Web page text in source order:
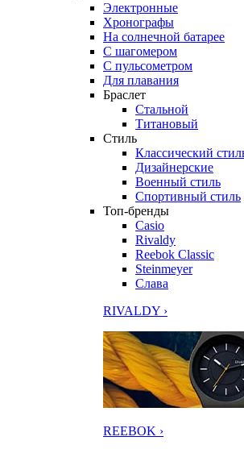
Электронные
Хронографы
На солнечной батарее
С шагомером
С пульсометром
Для плавания
Браслет
Стальной
Титановый
Стиль
Классический
Дизайнерские
Военный стиль
Спортивный стиль
Топ-бренды
Casio
Rivaldy
Reebok Classic
Steinmeyer
Слава
RIVALDY ›
REEBOK ›